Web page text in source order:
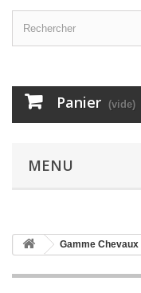
Panier (vide)
MENU
Gamme Chevaux